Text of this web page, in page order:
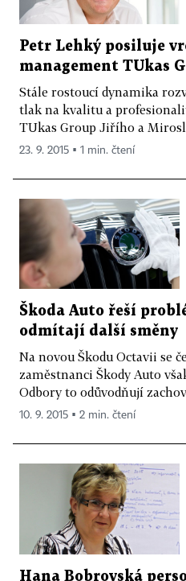
Petr Lehký posiluje
management TUkas
Stále rostoucí dynamika
tlak na kvalitu a
TUkas Group Jiřího a
23. 9. 2015 ▪ 1 min. čtení
Škoda Auto řeší
odmítají další směny
Na novou Škodu Octavii se
zaměstnanci Škody Auto
Odbory to odůvodňují
10. 9. 2015 ▪ 2 min. čtení
Hana Bobrovská